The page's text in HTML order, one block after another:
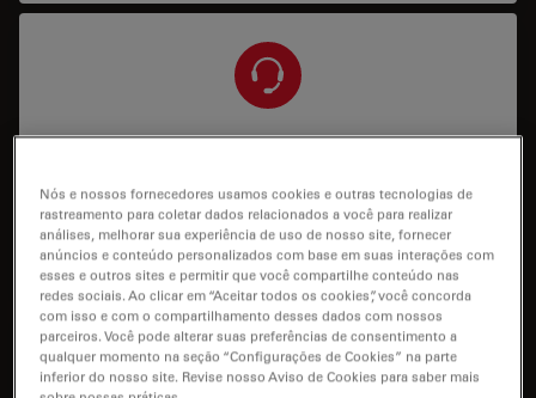
Serviço e Suporte
I need help keeping my system running: technical
service, repairs, spare parts, upgrades or software
licenses.
Nós e nossos fornecedores usamos cookies e outras tecnologias de
rastreamento para coletar dados relacionados a você para realizar
análises, melhorar sua experiência de uso de nosso site, fornecer
anúncios e conteúdo personalizados com base em suas interações com
esses e outros sites e permitir que você compartilhe conteúdo nas
redes sociais. Ao clicar em “Aceitar todos os cookies”, você concorda
com isso e com o compartilhamento desses dados com nossos
parceiros. Você pode alterar suas preferências de consentimento a
qualquer momento na seção “Configurações de Cookies” na parte
inferior do nosso site. Revise nosso Aviso de Cookies para saber mais